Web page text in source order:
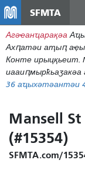
SFMTA
Агәҽанҵарақәа
Ахԥатәи аҭыԥ
Конте ирыцқьеит.
иааиԥмырҟьаӡакәа
36 аҵыхәтәантәи
Mansell
(#15354)
SFMTA.com/